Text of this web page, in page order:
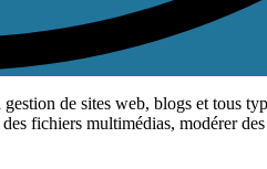
de sites web, blogs et tous
fichiers multimédias, modérer